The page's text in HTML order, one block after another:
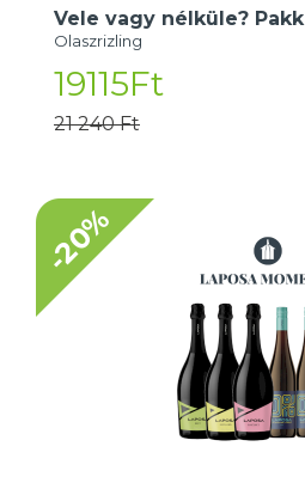
Vele vagy nélküle? Pakk
Olaszrizling
19115Ft
21 240 Ft
-20%